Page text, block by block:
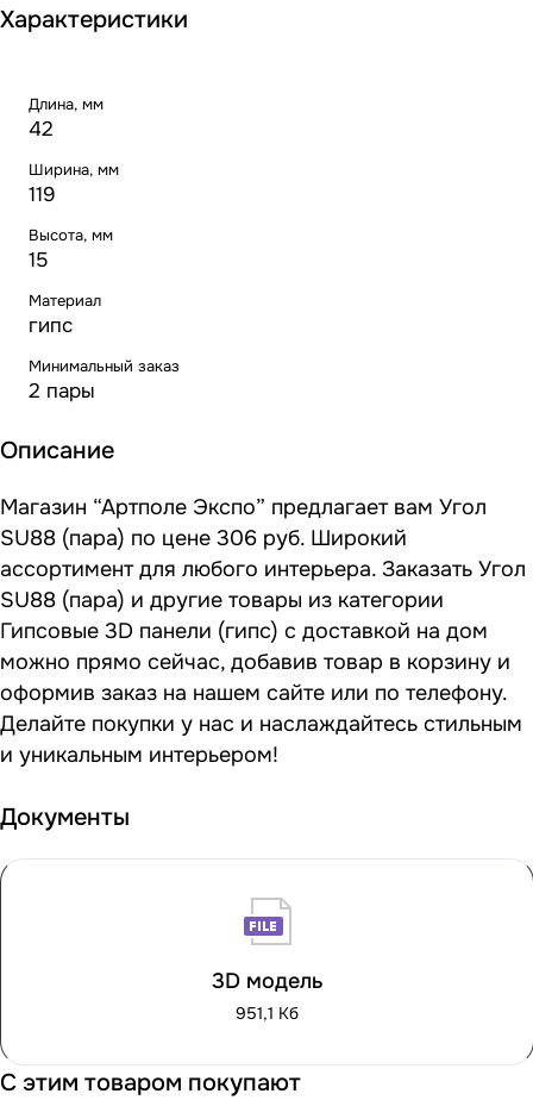
Характеристики
Длина, мм
42
Ширина, мм
119
Высота, мм
15
Материал
гипс
Минимальный заказ
2 пары
Описание
Магазин “Артполе Экспо” предлагает вам Угол
SU88 (пара) по цене 306 руб. Широкий
ассортимент для любого интерьера. Заказать Угол
SU88 (пара) и другие товары из категории
Гипсовые 3D панели (гипс) с доставкой на дом
можно прямо сейчас, добавив товар в корзину и
оформив заказ на нашем сайте или по телефону.
Делайте покупки у нас и наслаждайтесь стильным
и уникальным интерьером!
Документы
3D модель
951,1 Кб
С этим товаром покупают